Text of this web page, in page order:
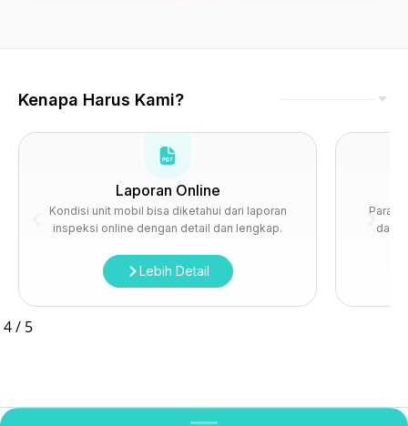
Kenapa Harus Kami?
Laporan Online
Kondisi unit mobil bisa diketahui dari laporan
inspeksi online dengan detail dan lengkap.
Lebih Detail
Para
4/ 5